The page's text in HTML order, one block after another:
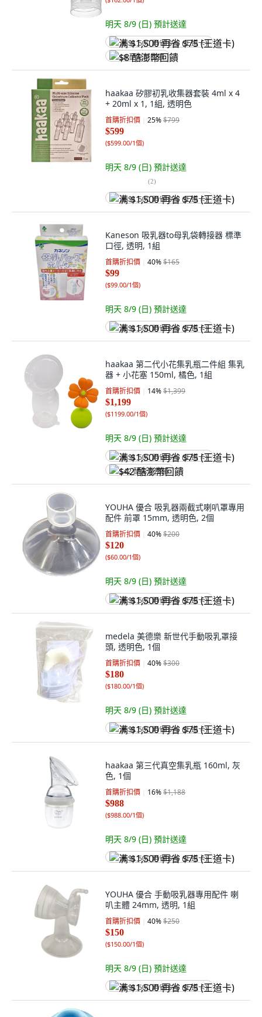
明天 8/9 (日) 預計送達
满 $1,500 再省 $75 (王道卡)
$8 酷澎幣回饋
haakaa 矽膠初乳收集器套裝 4ml x 4
+ 20ml x 1, 1組, 透明色
首購折扣價 25%$799
$599
($599.00/1個)
明天 8/9 (日) 預計送達
(2)
满 $1,500 再省 $75 (王道卡)
Kaneson 吸乳器to母乳袋轉接器 標準
口徑, 透明, 1組
首購折扣價 40%$165
$99
($99.00/1個)
明天 8/9 (日) 預計送達
满 $1,500 再省 $75 (王道卡)
haakaa 第二代小花集乳瓶二件組 集乳
器 + 小花塞 150ml, 橘色, 1組
首購折扣價 14%$1,399
$1,199
($1199.00/1個)
明天 8/9 (日) 預計送達
满 $1,500 再省 $75 (王道卡)
$42 酷澎幣回饋
YOUHA 優合 吸乳器兩截式喇叭罩專用
配件 前罩 15mm, 透明色, 2個
首購折扣價 40%$200
$120
($60.00/1個)
明天 8/9 (日) 預計送達
满 $1,500 再省 $75 (王道卡)
medela 美德樂 新世代手動吸乳罩接
頭, 透明色, 1個
首購折扣價 40%$300
$180
($180.00/1個)
明天 8/9 (日) 預計送達
满 $1,500 再省 $75 (王道卡)
haakaa 第三代真空集乳瓶 160ml, 灰
色, 1個
首購折扣價 16%$1,188
$988
($988.00/1個)
明天 8/9 (日) 預計送達
满 $1,500 再省 $75 (王道卡)
YOUHA 優合 手動吸乳器專用配件 喇
叭主體 24mm, 透明, 1組
首購折扣價 40%$250
$150
($150.00/1個)
明天 8/9 (日) 預計送達
满 $1,500 再省 $75 (王道卡)